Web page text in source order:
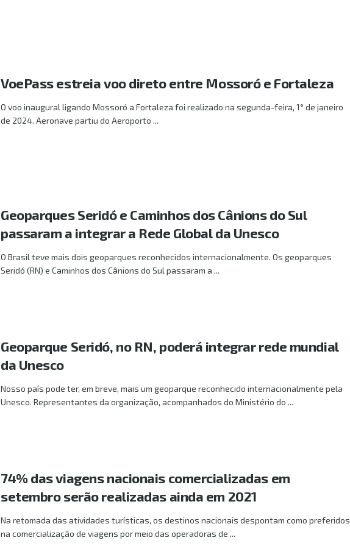
VoePass estreia voo direto entre Mossoró e Fortaleza
O voo inaugural ligando Mossoró a Fortaleza foi realizado na segunda-feira, 1° de janeiro
de 2024. Aeronave partiu do Aeroporto ...
Geoparques Seridó e Caminhos dos Cânions do Sul
passaram a integrar a Rede Global da Unesco
O Brasil teve mais dois geoparques reconhecidos internacionalmente. Os geoparques
Seridó (RN) e Caminhos dos Cânions do Sul passaram a ...
Geoparque Seridó, no RN, poderá integrar rede mundial
da Unesco
Nosso país pode ter, em breve, mais um geoparque reconhecido internacionalmente pela
Unesco. Representantes da organização, acompanhados do Ministério do ...
74% das viagens nacionais comercializadas em
setembro serão realizadas ainda em 2021
Na retomada das atividades turísticas, os destinos nacionais despontam como preferidos
na comercialização de viagens por meio das operadoras de ...